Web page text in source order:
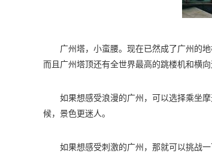
广州塔，小蛮腰。现在已然成了广州的
而且广州塔顶还有全世界最高的跳楼机和横向
如果想感受浪漫的广州，可以选择乘坐
候，景色更迷人。
如果想感受刺激的广州，那就可以挑战